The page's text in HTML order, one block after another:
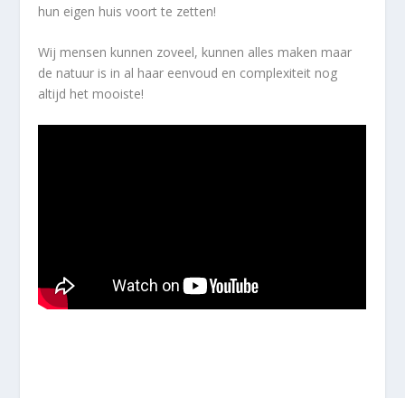
hun eigen huis voort te zetten!
Wij mensen kunnen zoveel, kunnen alles maken maar
de natuur is in al haar eenvoud en complexiteit nog
altijd het mooiste!